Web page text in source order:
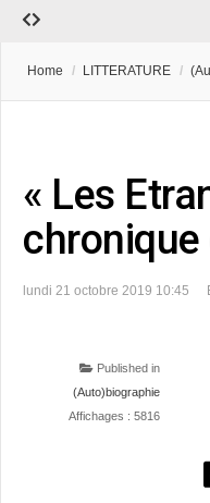
Home / LITTERATURE /
« Les
chronique
lundi 21 octobre 2019 10:45
Published in
(Auto)biographie
Affichages : 5816